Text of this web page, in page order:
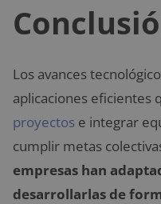
Los avances
aplicaciones eficientes
proyectos e integrar
cumplir metas
empresas han
desarrollarlas de